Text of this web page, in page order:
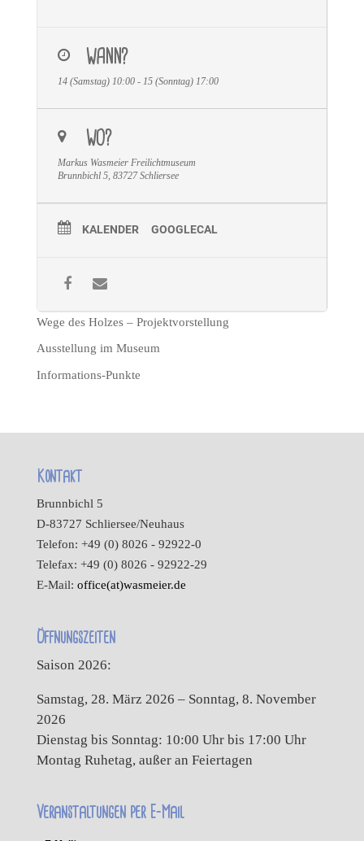
WANN?
14 (Samstag) 10:00 - 15 (Sonntag) 17:00
WO?
Markus Wasmeier Freilichtmuseum
Brunnbichl 5, 83727 Schliersee
KALENDER GOOGLECAL
Wege des Holzes – Projektvorstellung
Ausstellung im Museum
Informations-Punkte
Kontakt
Brunnbichl 5
D-83727 Schliersee/Neuhaus
Telefon: +49 (0) 8026 - 92922-0
Telefax: +49 (0) 8026 - 92922-29
E-Mail: office(at)wasmeier.de
Öffnungszeiten
Saison 2026:
Samstag, 28. März 2026 – Sonntag, 8. November
2026
Dienstag bis Sonntag: 10:00 Uhr bis 17:00 Uhr
Montag Ruhetag, außer an Feiertagen
Veranstaltungen per E-Mail